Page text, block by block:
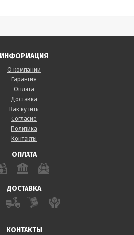
ИНФОРМАЦИЯ
О компании
Гарантия
Оплата
Доставка
Как купить
Согласие
Политика
Контакты
ОПЛАТА
ДОСТАВКА
КОНТАКТЫ